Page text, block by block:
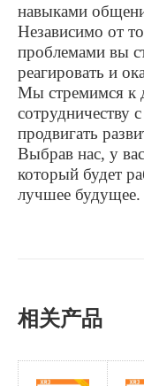
навыками
Независимо от
проблемами вы
реагировать и
Мы стремимся к
сотрудничеству
продвигать
Выбрав нас, у
который будет
лучшее будущее.
相关产品